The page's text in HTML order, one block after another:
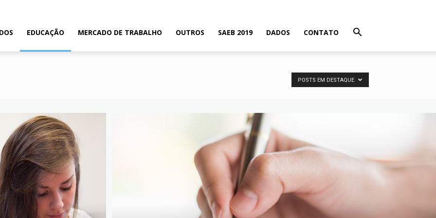
EDUCAÇÃO MERCADO DE TRABALHO OUTROS SAEB 2019 DADOS CONTATO
POSTS EM DESTAQUE